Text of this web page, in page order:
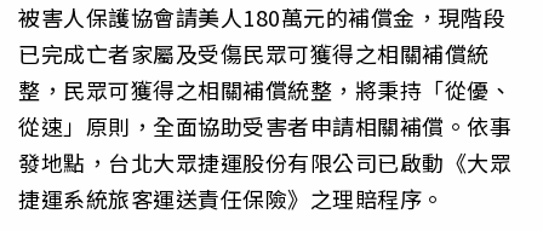
被害人保護協會請美人180萬元的補償金，現階段
已完成亡者家屬及受傷民眾可獲得之相關補償統
整，民眾可獲得之相關補償統整，將秉持「從優、
從速」原則，全面協助受害者申請相關補償。依事
發地點，台北大眾捷運股份有限公司已啟動《大眾
捷運系統旅客運送責任保險》之理賠程序。